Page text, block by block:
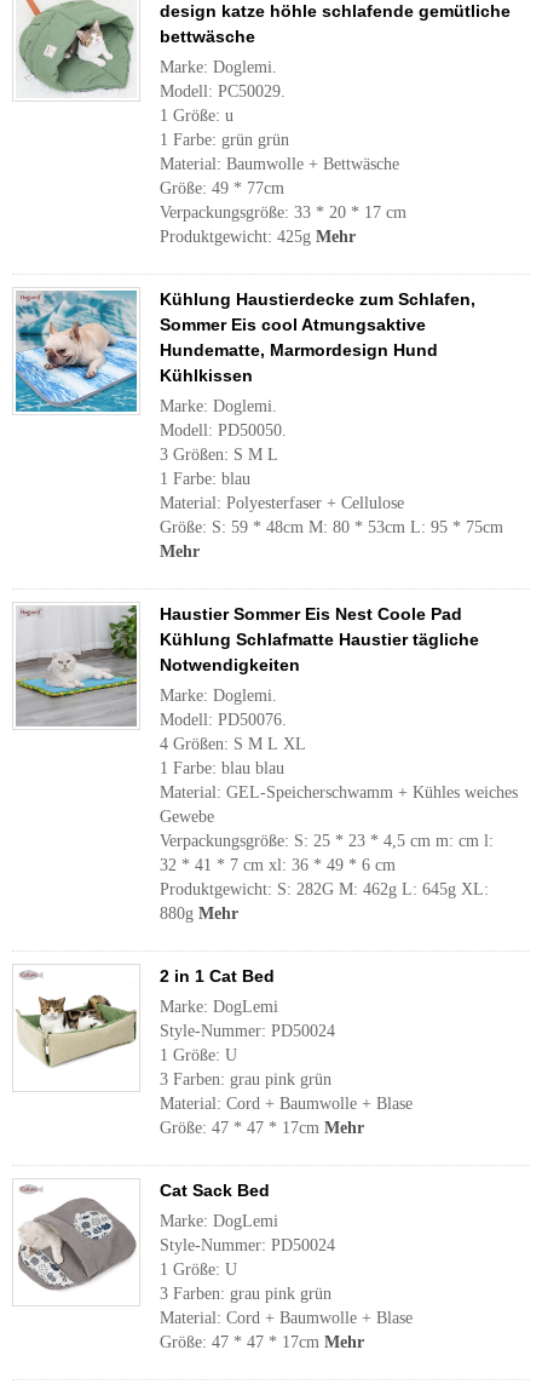
design katze höhle schlafende gemütliche
bettwäsche
Marke: Doglemi.
Modell: PC50029.
1 Größe: u
1 Farbe: grün grün
Material: Baumwolle + Bettwäsche
Größe: 49 * 77cm
Verpackungsgröße: 33 * 20 * 17 cm
Produktgewicht: 425g Mehr
Kühlung Haustierdecke zum Schlafen,
Sommer Eis cool Atmungsaktive
Hundematte, Marmordesign Hund
Kühlkissen
Marke: Doglemi.
Modell: PD50050.
3 Größen: S M L
1 Farbe: blau
Material: Polyesterfaser + Cellulose
Größe: S: 59 * 48cm M: 80 * 53cm L: 95 * 75cm
Mehr
Haustier Sommer Eis Nest Coole Pad
Kühlung Schlafmatte Haustier tägliche
Notwendigkeiten
Marke: Doglemi.
Modell: PD50076.
4 Größen: S M L XL
1 Farbe: blau blau
Material: GEL-Speicherschwamm + Kühles weiches
Gewebe
Verpackungsgröße: S: 25 * 23 * 4,5 cm m: cm l:
32 * 41 * 7 cm xl: 36 * 49 * 6 cm
Produktgewicht: S: 282G M: 462g L: 645g XL:
880g Mehr
2 in 1 Cat Bed
Marke: DogLemi
Style-Nummer: PD50024
1 Größe: U
3 Farben: grau pink grün
Material: Cord + Baumwolle + Blase
Größe: 47 * 47 * 17cm Mehr
Cat Sack Bed
Marke: DogLemi
Style-Nummer: PD50024
1 Größe: U
3 Farben: grau pink grün
Material: Cord + Baumwolle + Blase
Größe: 47 * 47 * 17cm Mehr